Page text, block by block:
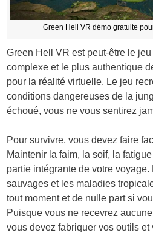
Green Hell VR démo gratuite
Green Hell VR est peut-être le
complexe et le plus authentique
pour la réalité virtuelle. Le jeu
conditions dangereuses de la
échoué, vous ne vous sentirez
Pour survivre, vous devez faire
Maintenir la faim, la soif, la
partie intégrante de votre voyage.
sauvages et les maladies
tout moment et de nulle part si
Puisque vous ne recevrez
vous devez fabriquer vos outils et